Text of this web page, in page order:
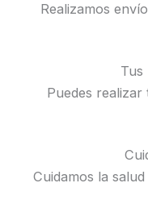
Realizamos
Tus
Puedes
Cuidamos la